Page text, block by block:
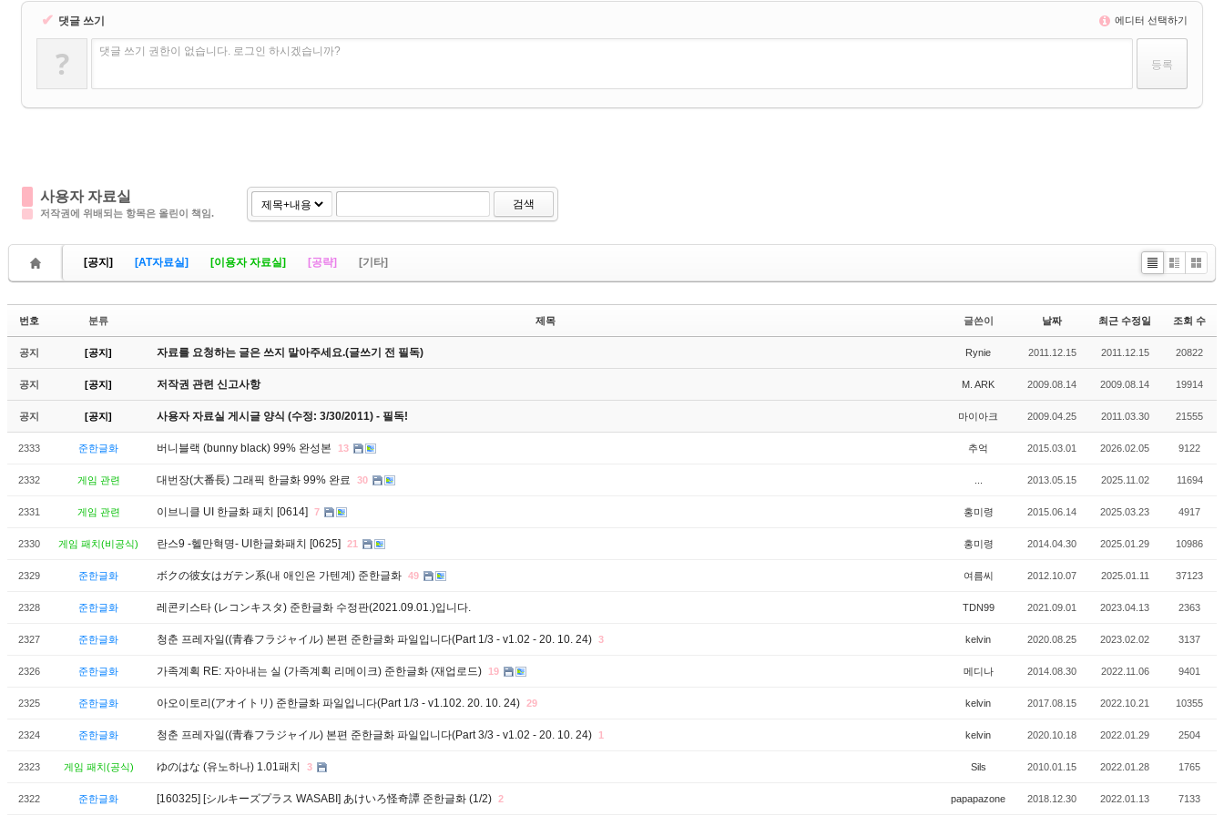
✔ 댓글 쓰기 에디터 선택하기
? 댓글 쓰기 권한이 없습니다. 로그인 하시겠습니까?
사용자 자료실
저작권에 위배되는 항목은 올린이 책임.
검색
[공지] [AT자료실] [이용자 자료실] [공략]
[기타]
Li
Zi
e
G
le
r
번호 분류 제목 글쓴이 날짜 최근 수정일 조회 수
공지 [공지] 자료를 요청하는 글은 쓰지 말아주세요.(글쓰기 전 필독) Rynie 2011.12.15 2011.12.15 20822
공지 [공지] 저작권 관련 신고사항 M. ARK 2009.08.14 2009.08.14 19914
공지 [공지] 사용자 자료실 게시글 양식 (수정: 3/30/2011) - 필독! 마이아크 2009.04.25 2011.03.30 21555
2333 준한글화 버니블랙 (bunny black) 99% 완성본 13 추억 2015.03.01 2026.02.05 9122
2332 게임 관련 대번장(大番長) 그래픽 한글화 99% 완료 30 2013.05.15 2025.11.02 11694
2331 게임 관련 이브니클 UI 한글화 패치 [0614] 7 홍미령 2015.06.14 2025.03.23 4917
2330 게임 패치(비공식) 란스9 -헬만혁명- UI한글화패치 [0625] 21 홍미령 2014.04.30 2025.01.29 10986
2329 준한글화 ボクの彼女はガテン系(내 애인은 가텐계) 준한글화 49 여름씨 2012.10.07 2025.01.11 37123
2328 준한글화 레콘키스타 (レコンキスタ) 준한글화 수정판(2021.09.01.)입니다. TDN99 2021.09.01 2023.04.13 2363
2327 준한글화 청춘 프레자일((青春フラジャイル) 본편 준한글화 파일입니다(Part 1/3 - v1.02 - 20. 10. 24) 3 kelvin 2020.08.25 2023.02.02 3137
2326 준한글화 가족계획 RE: 자아내는 실 (가족계획 리메이크) 준한글화 (재업로드) 19 메디나 2014.08.30 2022.11.06 9401
2325 준한글화 아오이토리(アオイトリ) 준한글화 파일입니다(Part 1/3 - v1.102. 20. 10. 24) 29 kelvin 2017.08.15 2022.10.21 10355
2324 준한글화 청춘 프레자일((青春フラジャイル) 본편 준한글화 파일입니다(Part 3/3 - v1.02 - 20. 10. 24) 1 kelvin 2020.10.18 2022.01.29 2504
2323 게임 패치(공식) ゆのはな (유노하나) 1.01패치 3 Sils 2010.01.15 2022.01.28 1765
2322 준한글화 [160325] [シルキーズプラス WASABI] あけいろ怪奇譚 준한글화 (1/2) 2 papapazone 2018.12.30 2022.01.13 7133